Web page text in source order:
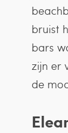
bruist
bars
zijn er
de